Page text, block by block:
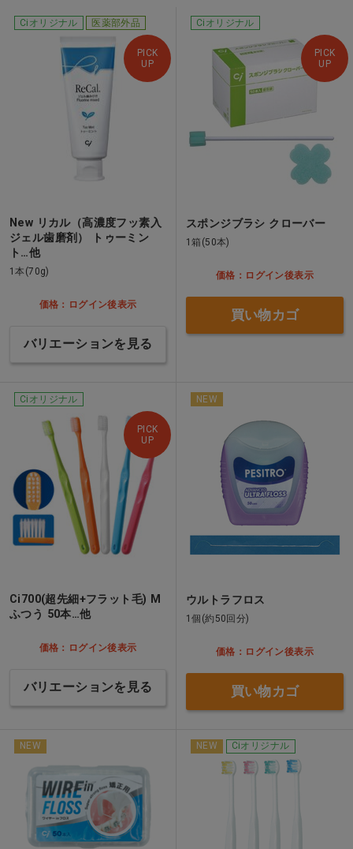
PICK
UP
Ciオリジナル 医薬部外品
New リカル（高濃度フッ素入
ジェル歯磨剤） トゥーミン
ト…他
1本(70g)
価格：ログイン後表示
バリエーションを見る
PICK
UP
Ciオリジナル
スポンジブラシ クローバー
1箱(50本)
価格：ログイン後表示
買い物カゴ
PICK
UP
Ciオリジナル
Ci700(超先細+フラット毛) M
ふつう 50本…他
価格：ログイン後表示
バリエーションを見る
NEW
ウルトラフロス
1個(約50回分)
価格：ログイン後表示
買い物カゴ
NEW NEW Ciオリジナル